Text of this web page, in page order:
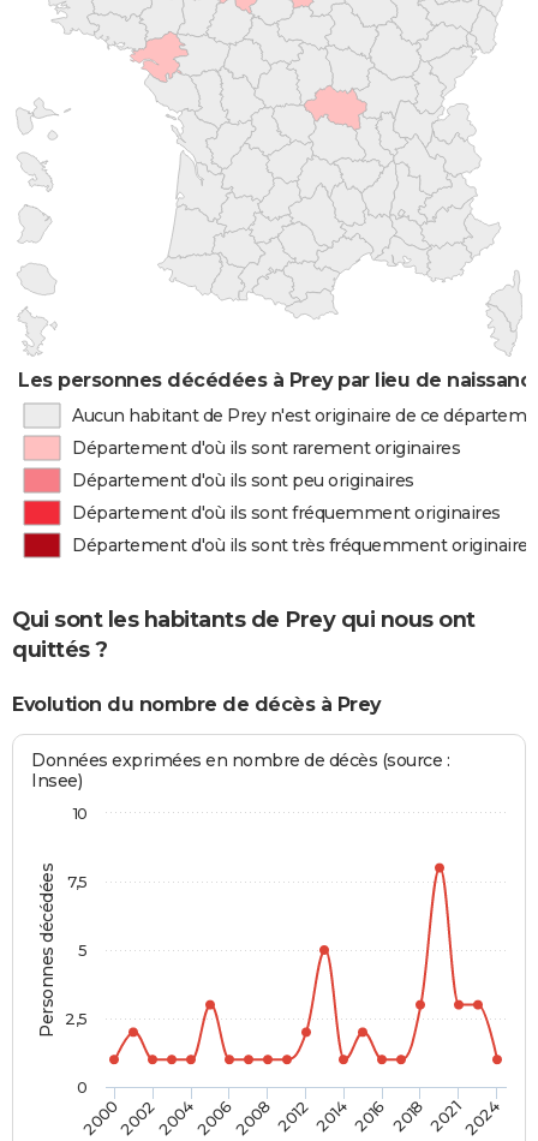
Les personnes décédées à Prey par lieu de
Aucun habitant de Prey n'est originaire de ce
Département d'où ils sont rarement originaires
Département d'où ils sont peu originaires
Département d'où ils sont fréquemment originaires
Département d'où ils sont très fréquemment originaires
Qui sont les habitants de Prey qui nous ont
quittés ?
Evolution du nombre de décès à Prey
Personnes décédées
Données exprimées en nombre de décès (source :
Insee)
20002002200420062008201220142016 201820212024
0
10
2,5
5
7,5